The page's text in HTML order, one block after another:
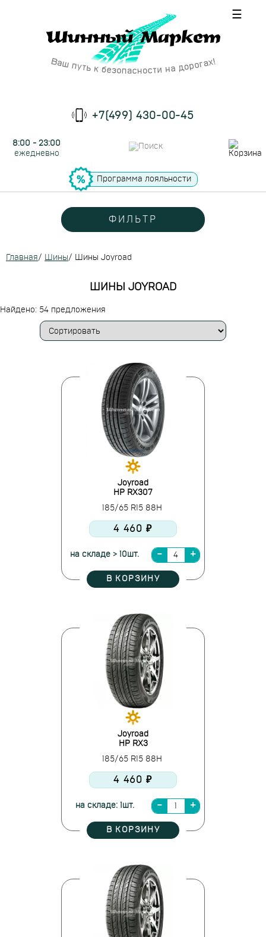
☰
+7(499) 430-00-45
8:00 - 23:00
ежедневно
Программа лояльности
ФИЛЬТР
Главная/ Шины/ Шины Joyroad
ШИНЫ JOYROAD
Найдено: 54 предложения
Joyroad
HP RX307
185/65 R15 88H
4 460 ₽
на складе > 10шт.
В КОРЗИНУ
Joyroad
HP RX3
185/65 R15 88H
4 460 ₽
на складе: 1шт.
В КОРЗИНУ